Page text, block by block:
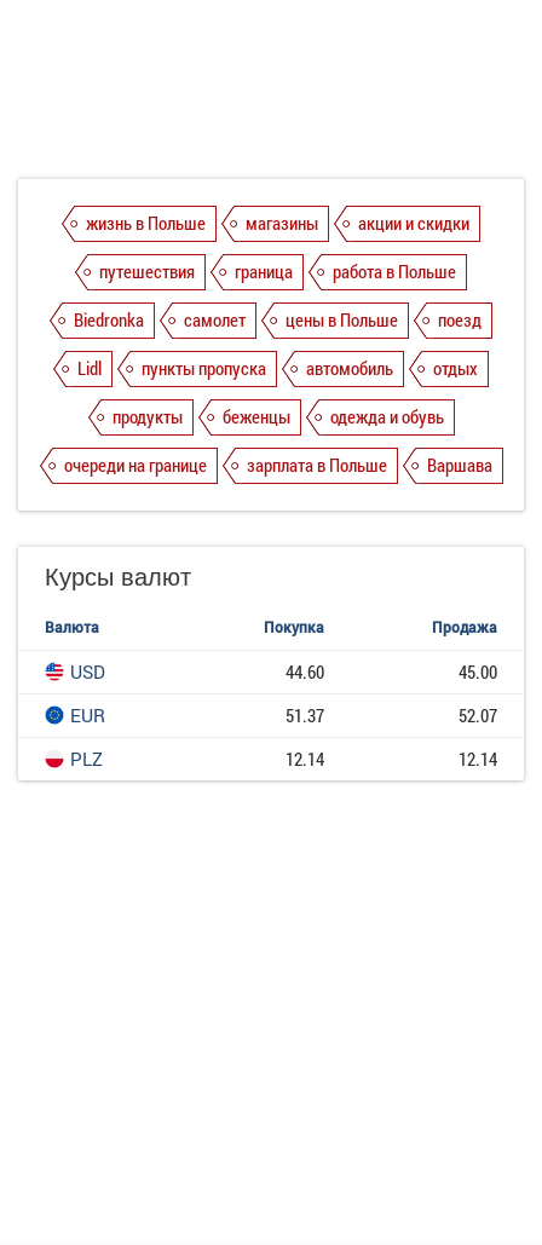
жизнь в Польше магазины
акции и скидки
путешествия
граница
работа в Польше
Biedronka
самолет цены в Польше
поезд
Lidl
пункты пропуска автомобиль
отдых
продукты
беженцы
одежда и обувь
очереди на границе
зарплата в Польше Варшава
Курсы валют
Валюта Покупка Продажа
USD 44.60
45.00
EUR
51.37
52.07
PLZ
12.14 12.14